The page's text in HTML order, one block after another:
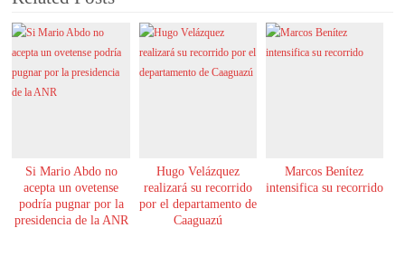
Si Mario Abdo no
acepta un ovetense
podría pugnar por la
presidencia de la ANR
Hugo Velázquez
realizará su recorrido
por el departamento de
Caaguazú
Marcos Benítez
intensifica su recorrido